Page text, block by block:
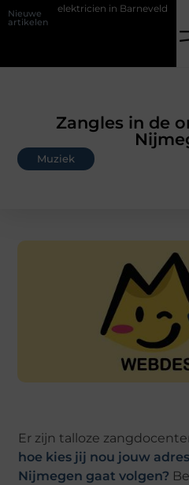
Nieuwe
artikelen
elektricien in Barneveld De
Zangles in de
Muziek
Er zijn talloze
hoe kies jij nou jouw
Nijmegen gaat volgen?